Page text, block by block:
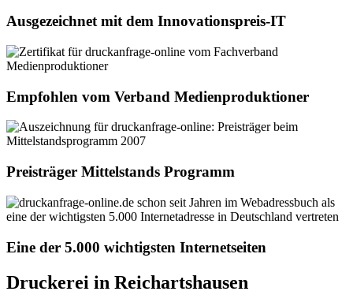
Ausgezeichnet mit dem Innovationspreis-IT
Empfohlen vom Verband Medienproduktioner
Preisträger Mittelstands Programm
Eine der 5.000 wichtigsten Internetseiten
Druckerei in Reichartshausen